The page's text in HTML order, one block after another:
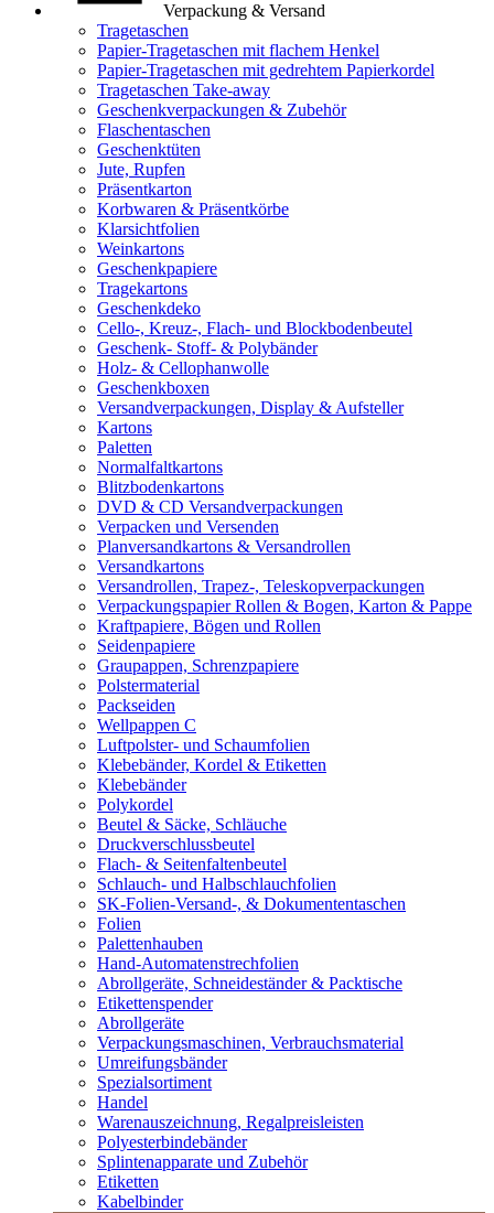
Verpackung & Versand
Tragetaschen
Papier-Tragetaschen mit flachem Henkel
Papier-Tragetaschen mit gedrehtem Papierkordel
Tragetaschen Take-away
Geschenkverpackungen & Zubehör
Flaschentaschen
Geschenktüten
Jute, Rupfen
Präsentkarton
Korbwaren & Präsentkörbe
Klarsichtfolien
Weinkartons
Geschenkpapiere
Tragekartons
Geschenkdeko
Cello-, Kreuz-, Flach- und Blockbodenbeutel
Geschenk- Stoff- & Polybänder
Holz- & Cellophanwolle
Geschenkboxen
Versandverpackungen, Display & Aufsteller
Kartons
Paletten
Normalfaltkartons
Blitzbodenkartons
DVD & CD Versandverpackungen
Verpacken und Versenden
Planversandkartons & Versandrollen
Versandkartons
Versandrollen, Trapez-, Teleskopverpackungen
Verpackungspapier Rollen & Bogen, Karton & Pappe
Kraftpapiere, Bögen und Rollen
Seidenpapiere
Graupappen, Schrenzpapiere
Polstermaterial
Packseiden
Wellpappen C
Luftpolster- und Schaumfolien
Klebebänder, Kordel & Etiketten
Klebebänder
Polykordel
Beutel & Säcke, Schläuche
Druckverschlussbeutel
Flach- & Seitenfaltenbeutel
Schlauch- und Halbschlauchfolien
SK-Folien-Versand-, & Dokumententaschen
Folien
Palettenhauben
Hand-Automatenstrechfolien
Abrollgeräte, Schneideständer & Packtische
Etikettenspender
Abrollgeräte
Verpackungsmaschinen, Verbrauchsmaterial
Umreifungsbänder
Spezialsortiment
Handel
Warenauszeichnung, Regalpreisleisten
Polyesterbindebänder
Splintenapparate und Zubehör
Etiketten
Kabelbinder